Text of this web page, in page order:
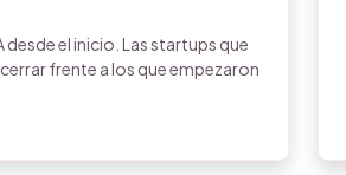
el inicio. Las startups que
frente a los que empezaron